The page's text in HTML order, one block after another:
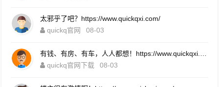
太邪乎了吧？https://www.quickqxi.com/
quickq官网
08-03
有钱、有房、有车，人人都想！https://www.quickqxi.com/
quickq官网下载
08-03